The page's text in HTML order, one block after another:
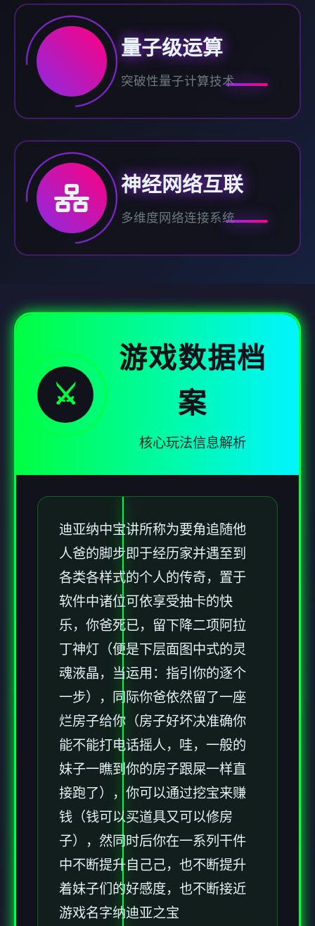
量子级运算
突破性量子计算技术
神经网络互联
多维度网络连接系统
⚔️
游戏数据档
案
核心玩法信息解析
迪亚纳中宝讲所称为要角追随他
人爸的脚步即于经历家并遇至到
各类各样式的个人的传奇，置于
软件中诸位可依享受抽卡的快
乐，你爸死已，留下降二项阿拉
丁神灯（便是下层面图中式的灵
魂液晶，当运用：指引你的逐个
一步），同际你爸依然留了一座
烂房子给你（房子好坏决准确你
能不能打电话摇人，哇，一般的
妹子一瞧到你的房子跟屎一样直
接跑了），你可以通过挖宝来赚
钱（钱可以买道具又可以修房
子），然同时后你在一系列干件
中不断提升自己己，也不断提升
着妹子们的好感度，也不断接近
游戏名字纳迪亚之宝